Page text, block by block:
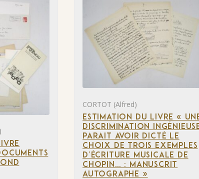
CORTOT (Alfred)
ESTIMATION DU LIVRE «
DISCRIMINATION
PARAIT AVOIR DICTÉ LE
CHOIX DE TROIS EXEMPLES
D’ÉCRITURE MUSICALE DE
CHOPIN… : MANUSCRIT
AUTOGRAPHE »